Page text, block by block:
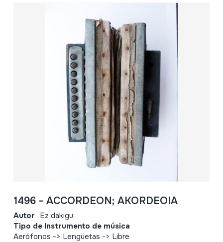
1496 - ACCORDEON; AKORDEOIA
Autor Ez dakigu.
Tipo de Instrumento de música
Aerófonos -> Lengüetas -> Libre